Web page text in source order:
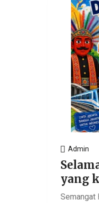
Admin
yang
Semangat